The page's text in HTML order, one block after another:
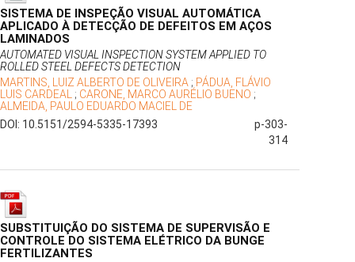
SISTEMA DE INSPEÇÃO VISUAL AUTOMÁTICA
APLICADO À DETECÇÃO DE DEFEITOS EM AÇOS
LAMINADOS
AUTOMATED VISUAL INSPECTION SYSTEM APPLIED TO
ROLLED STEEL DEFECTS DETECTION
MARTINS, LUIZ ALBERTO DE OLIVEIRA ; PÁDUA, FLÁVIO
LUIS CARDEAL ; CARONE, MARCO AURÉLIO BUENO ;
ALMEIDA, PAULO EDUARDO MACIEL DE
DOI: 10.5151/2594-5335-17393
p-303-
314
SUBSTITUIÇÃO DO SISTEMA DE SUPERVISÃO E
CONTROLE DO SISTEMA ELÉTRICO DA BUNGE
FERTILIZANTES